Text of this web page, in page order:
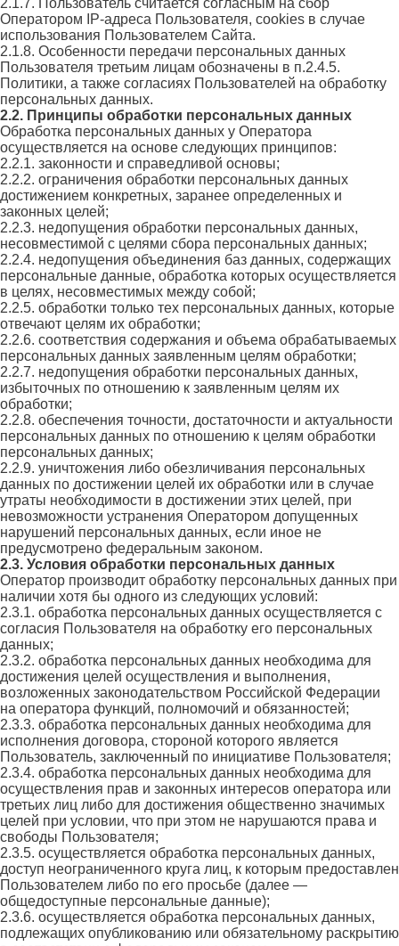
2.1.7. Пользователь считается согласным на сбор
Оператором IP-адреса Пользователя, cookies в случае
использования Пользователем Сайта.
2.1.8. Особенности передачи персональных данных
Пользователя третьим лицам обозначены в п.2.4.5.
Политики, а также согласиях Пользователей на обработку
персональных данных.
2.2. Принципы обработки персональных данных
Обработка персональных данных у Оператора
осуществляется на основе следующих принципов:
2.2.1. законности и справедливой основы;
2.2.2. ограничения обработки персональных данных
достижением конкретных, заранее определенных и
законных целей;
2.2.3. недопущения обработки персональных данных,
несовместимой с целями сбора персональных данных;
2.2.4. недопущения объединения баз данных, содержащих
персональные данные, обработка которых осуществляется
в целях, несовместимых между собой;
2.2.5. обработки только тех персональных данных, которые
отвечают целям их обработки;
2.2.6. соответствия содержания и объема обрабатываемых
персональных данных заявленным целям обработки;
2.2.7. недопущения обработки персональных данных,
избыточных по отношению к заявленным целям их
обработки;
2.2.8. обеспечения точности, достаточности и актуальности
персональных данных по отношению к целям обработки
персональных данных;
2.2.9. уничтожения либо обезличивания персональных
данных по достижении целей их обработки или в случае
утраты необходимости в достижении этих целей, при
невозможности устранения Оператором допущенных
нарушений персональных данных, если иное не
предусмотрено федеральным законом.
2.3. Условия обработки персональных данных
Оператор производит обработку персональных данных при
наличии хотя бы одного из следующих условий:
2.3.1. обработка персональных данных осуществляется с
согласия Пользователя на обработку его персональных
данных;
2.3.2. обработка персональных данных необходима для
достижения целей осуществления и выполнения,
возложенных законодательством Российской Федерации
на оператора функций, полномочий и обязанностей;
2.3.3. обработка персональных данных необходима для
исполнения договора, стороной которого является
Пользователь, заключенный по инициативе Пользователя;
2.3.4. обработка персональных данных необходима для
осуществления прав и законных интересов оператора или
третьих лиц либо для достижения общественно значимых
целей при условии, что при этом не нарушаются права и
свободы Пользователя;
2.3.5. осуществляется обработка персональных данных,
доступ неограниченного круга лиц, к которым предоставлен
Пользователем либо по его просьбе (далее —
общедоступные персональные данные);
2.3.6. осуществляется обработка персональных данных,
подлежащих опубликованию или обязательному раскрытию